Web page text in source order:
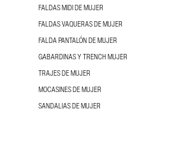
FALDAS MIDI DE MUJER
FALDAS VAQUERAS DE MUJER
FALDA PANTALÓN DE MUJER
GABARDINAS Y TRENCH MUJER
TRAJES DE MUJER
MOCASINES DE MUJER
SANDALIAS DE MUJER